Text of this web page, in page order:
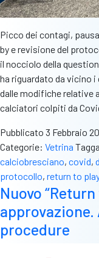
Picco dei contagi,
by e revisione del
il nocciolo della
ha riguardato da vicino
dalle modifiche relative
calciatori colpiti da
Pubblicato 3 Febbraio
Categorie: Vetrina
calciobresciano, covid,
protocollo, return to play
Nuovo
approvazione.
procedure